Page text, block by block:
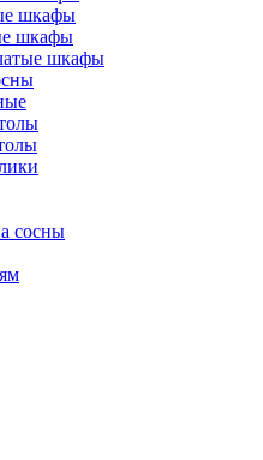
шкафы
шкафы
шкафы
сосны